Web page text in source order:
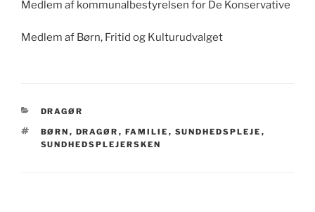
Medlem af kommunalbestyrelsen for De Konservative
Medlem af Børn, Fritid og Kulturudvalget
KATEGORIER
DRAGØR
TAGS
BØRN , DRAGØR , FAMILIE , SUNDHEDSPLEJE ,
SUNDHEDSPLEJERSKEN